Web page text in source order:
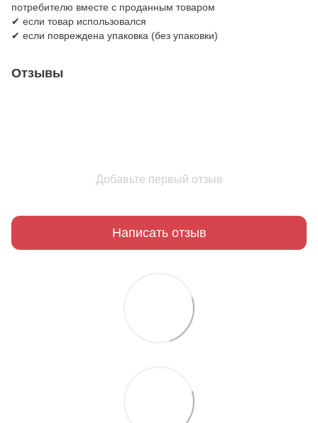
потребителю вместе с проданным товаром
✔ если товар использовался
✔ если повреждена упаковка (без упаковки)
Отзывы
Добавьте первый отзыв
Написать отзыв